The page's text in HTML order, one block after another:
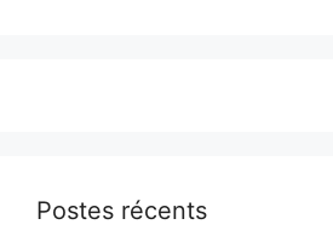
Postes récents